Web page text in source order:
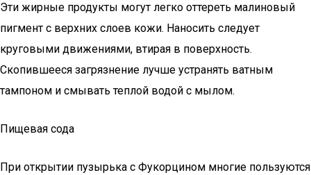
Эти жирные продукты могут легко оттереть малиновый
пигмент с верхних слоев кожи. Наносить следует
круговыми движениями, втирая в поверхность.
Скопившееся загрязнение лучше устранять ватным
тампоном и смывать теплой водой с мылом.
Пищевая сода
При открытии пузырька с Фукорцином многие пользуются